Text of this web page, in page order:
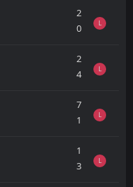
2
0
L
2
4
L
7
1
L
1
3
L